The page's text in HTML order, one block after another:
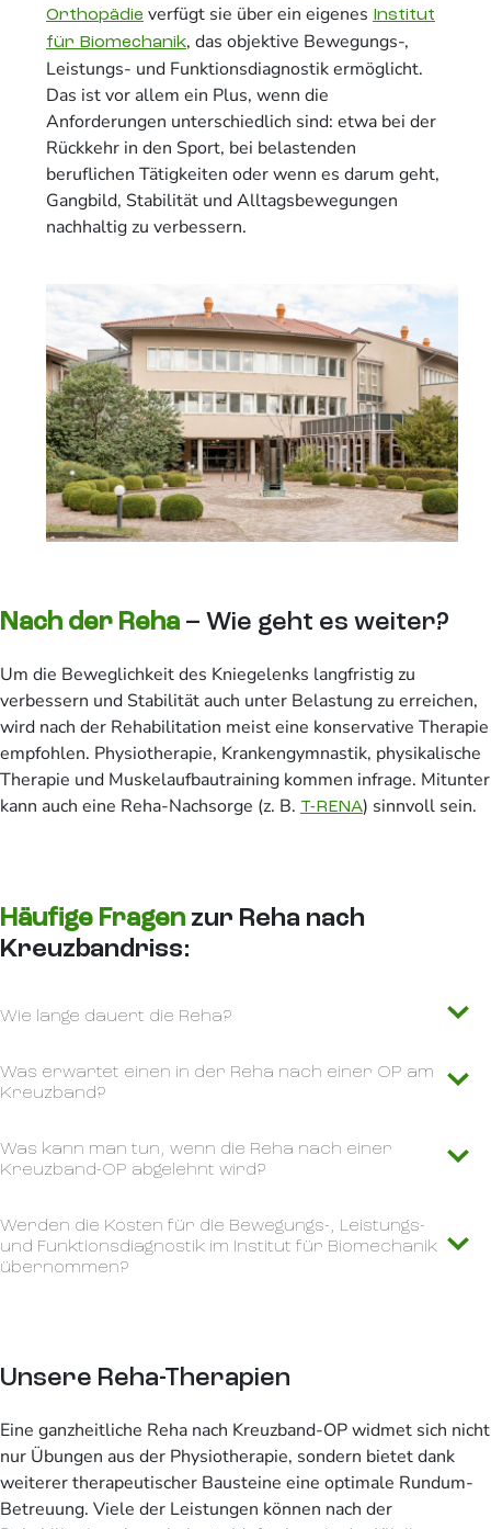
Orthopädie verfügt sie über ein eigenes Institut
für Biomechanik, das objektive Bewegungs-,
Leistungs- und Funktionsdiagnostik ermöglicht.
Das ist vor allem ein Plus, wenn die
Anforderungen unterschiedlich sind: etwa bei der
Rückkehr in den Sport, bei belastenden
beruflichen Tätigkeiten oder wenn es darum geht,
Gangbild, Stabilität und Alltagsbewegungen
nachhaltig zu verbessern.
Nach der Reha – Wie geht es weiter?
Um die Beweglichkeit des Kniegelenks langfristig zu
verbessern und Stabilität auch unter Belastung zu erreichen,
wird nach der Rehabilitation meist eine konservative Therapie
empfohlen. Physiotherapie, Krankengymnastik, physikalische
Therapie und Muskelaufbautraining kommen infrage. Mitunter
kann auch eine Reha-Nachsorge (z. B. T-RENA) sinnvoll sein.
Häufige Fragen zur Reha nach
Kreuzbandriss:
Wie lange dauert die Reha?
Was erwartet einen in der Reha nach einer OP am
Kreuzband?
Was kann man tun, wenn die Reha nach einer
Kreuzband-OP abgelehnt wird?
Werden die Kosten für die Bewegungs-, Leistungs-
und Funktionsdiagnostik im Institut für Biomechanik
übernommen?
Unsere Reha-Therapien
Eine ganzheitliche Reha nach Kreuzband-OP widmet sich nicht
nur Übungen aus der Physiotherapie, sondern bietet dank
weiterer therapeutischer Bausteine eine optimale Rundum-
Betreuung. Viele der Leistungen können nach der